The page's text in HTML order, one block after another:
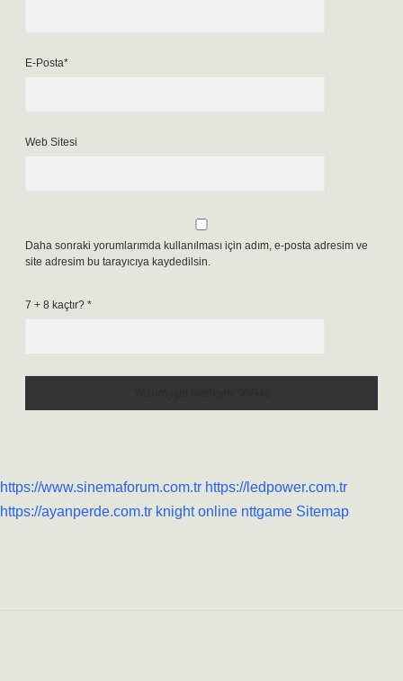
E-Posta*
Web Sitesi
Daha sonraki yorumlarımda kullanılması için adım, e-posta adresim ve
site adresim bu tarayıcıya kaydedilsin.
7 + 8 kaçtır? *
https://www.sinemaforum.com.tr https://ledpower.com.tr
https://ayanperde.com.tr knight online nttgame Sitemap